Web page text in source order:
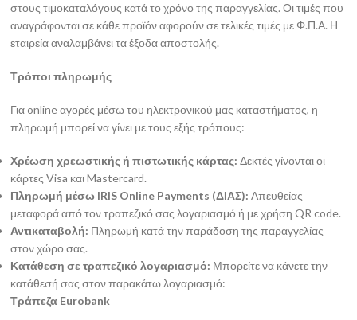
στους τιμοκαταλόγους κατά το χρόνο της παραγγελίας. Οι τιμές που
αναγράφονται σε κάθε προϊόν αφορούν σε τελικές τιμές με Φ.Π.Α. Η
εταιρεία αναλαμβάνει τα έξοδα αποστολής.
Τρόποι πληρωμής
Για online αγορές μέσω του ηλεκτρονικού μας καταστήματος, η
πληρωμή μπορεί να γίνει με τους εξής τρόπους:
Χρέωση χρεωστικής ή πιστωτικής κάρτας: Δεκτές γίνονται οι
κάρτες Visa και Mastercard.
Πληρωμή μέσω IRIS Online Payments (ΔΙΑΣ): Απευθείας
μεταφορά από τον τραπεζικό σας λογαριασμό ή με χρήση QR code.
Αντικαταβολή: Πληρωμή κατά την παράδοση της παραγγελίας
στον χώρο σας.
Κατάθεση σε τραπεζικό λογαριασμό: Μπορείτε να κάνετε την
κατάθεσή σας στον παρακάτω λογαριασμό:
Τράπεζα Eurobank